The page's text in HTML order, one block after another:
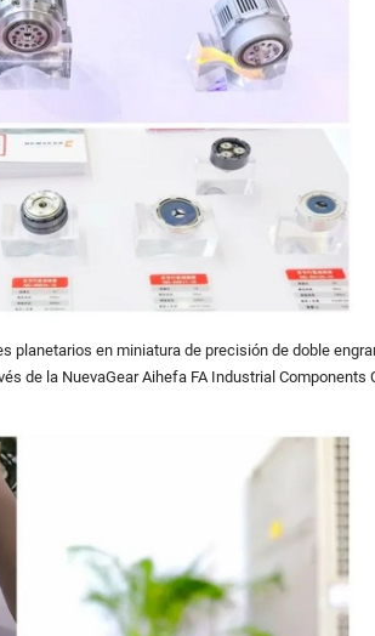
en miniatura de precisión de doble
de la NuevaGearAihefa FA Industrial Components